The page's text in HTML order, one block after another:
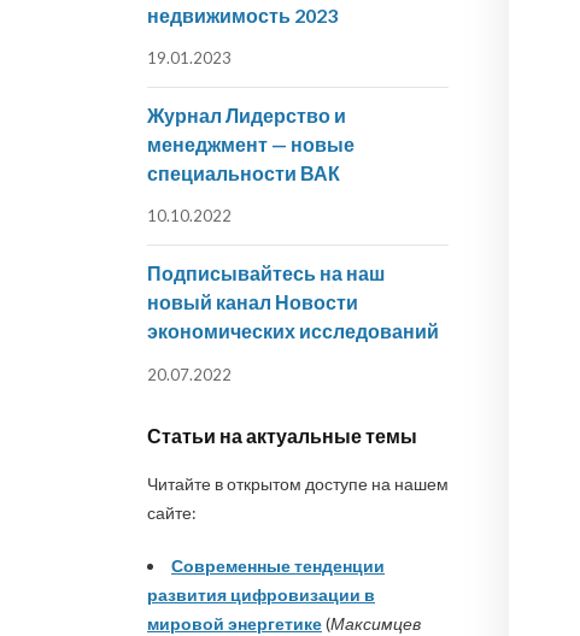
недвижимость 2023
19.01.2023
Журнал Лидерство и
менеджмент — новые
специальности ВАК
10.10.2022
Подписывайтесь на наш
новый канал Новости
экономических исследований
20.07.2022
Статьи на актуальные темы
Читайте в открытом доступе на нашем
сайте:
Современные тенденции
развития цифровизации в
мировой энергетике(Максимцев